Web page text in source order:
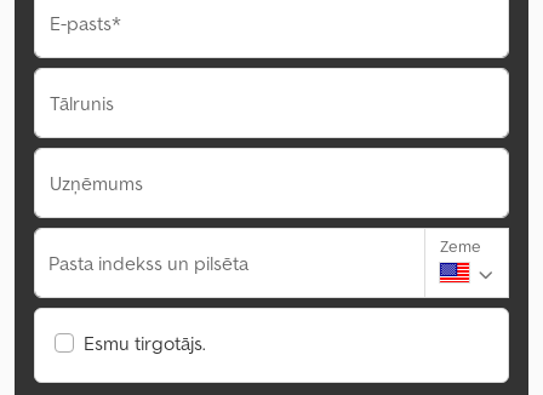
E-pasts*
Tālrunis
Uzņēmums
Pasta indekss un pilsēta
Zeme
Esmu tirgotājs.